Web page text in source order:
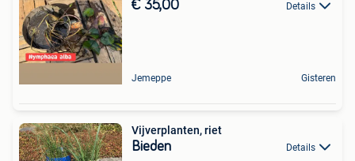
€ 35,00 Details
Jemeppe Gisteren
Vijverplanten, riet
Bieden Details